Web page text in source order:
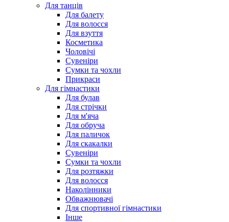
Для танців
Для балету
Для волосся
Для взуття
Косметика
Чоловічі
Сувеніри
Сумки та чохли
Прикраси
Для гімнастики
Для булав
Для стрічки
Для м'яча
Для обруча
Для паличок
Для скакалки
Сувеніри
Сумки та чохли
Для розтяжки
Для волосся
Наколінники
Обважнювачі
Для спортивної гімнастики
Інше